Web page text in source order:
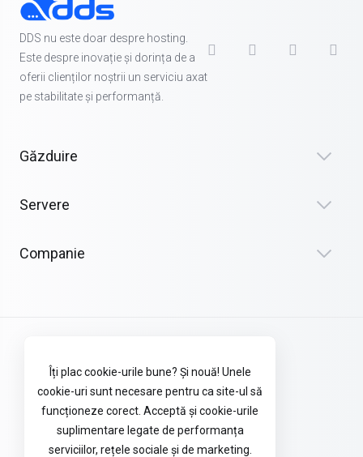
DDS nu este doar despre hosting.
Este despre inovație și dorința de a
oferii clienților noștrii un serviciu axat
pe stabilitate și performanță.
Găzduire
Servere
Companie
Politica de confidențialitate
Politica cookie
Îți plac cookie-urile bune? Și nouă! Unele
cookie-uri sunt necesare pentru ca site-ul să
funcționeze corect. Acceptă și cookie-urile
suplimentare legate de performanța
serviciilor, rețele sociale și de marketing.